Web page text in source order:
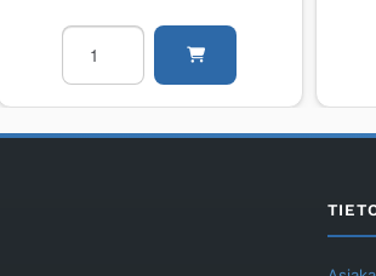
SUODATINKOTELO
ALTECH
ASK
+